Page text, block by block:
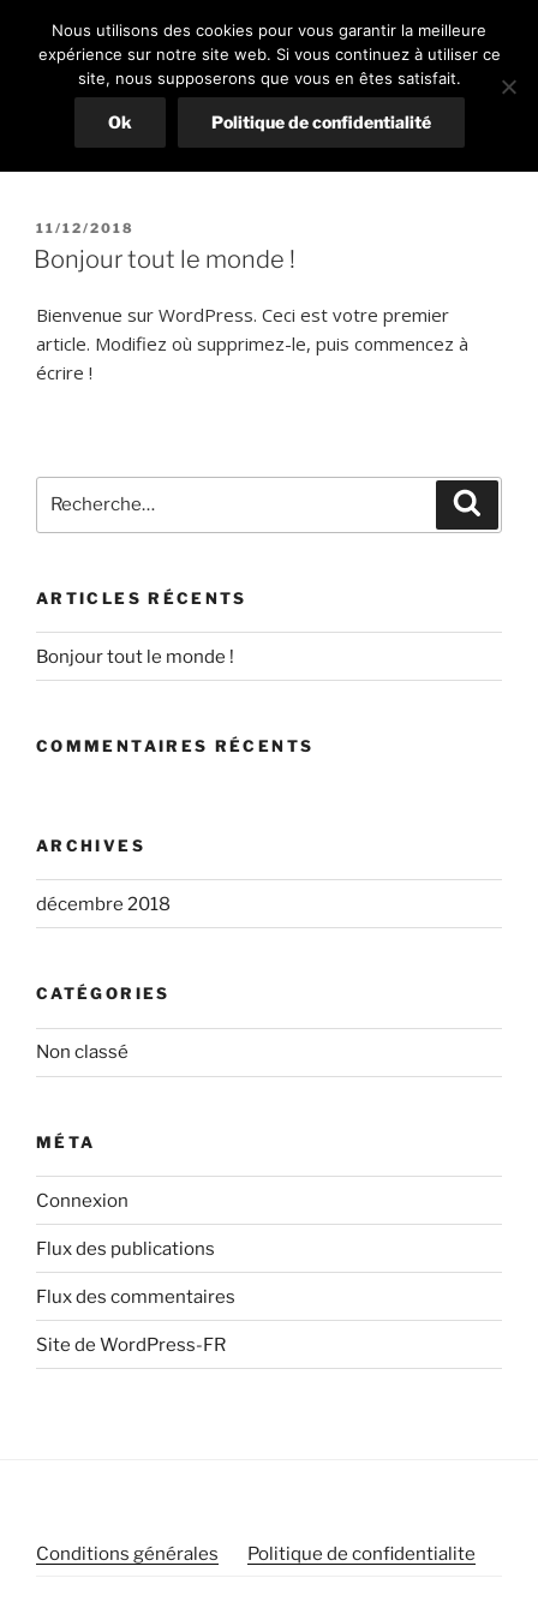
contenu
PLACE EN PLUS
Plus de place
Menu
PUBLIÉ
LE
11/12/2018
Bonjour tout le monde !
Bienvenue sur WordPress. Ceci est votre premier
article. Modifiez où supprimez-le, puis commencez à
écrire !
pour
ARTICLES RÉCENTS
Bonjour tout le monde !
COMMENTAIRES RÉCENTS
ARCHIVES
décembre 2018
CATÉGORIES
Non classé
MÉTA
Connexion
Flux des publications
Flux des commentaires
Site de WordPress-FR
Conditions générales Politique de confidentialite
Nous utilisons des cookies pour vous garantir la meilleure
expérience sur notre site web. Si vous continuez à utiliser ce
site, nous supposerons que vous en êtes satisfait.
Ok Politique de confidentialité